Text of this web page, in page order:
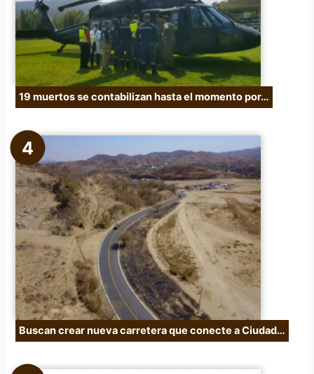
19 muertos se contabilizan hasta el momento por…
Buscan crear nueva carretera que conecte a Ciudad…